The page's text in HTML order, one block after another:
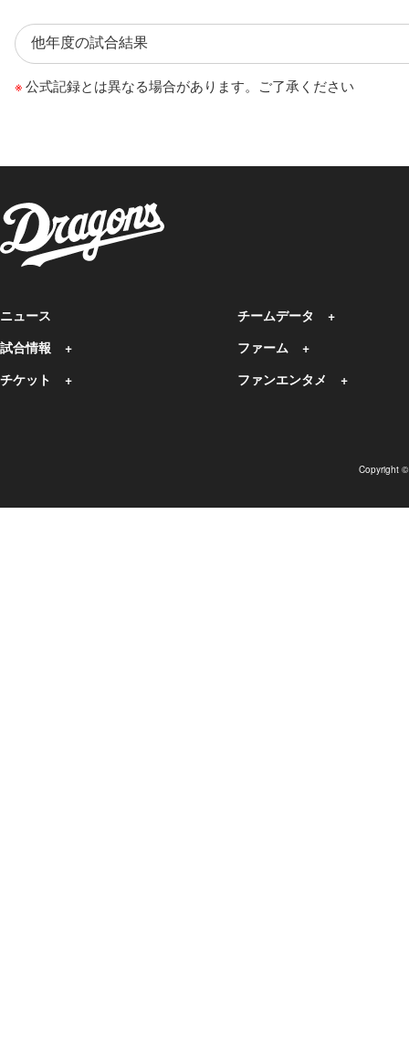
公式記録とは異なる場合があります。ご了承ください
ニュース
試合情報
チケット
チームデータ
ファーム
ファンエンタメ
Copyright